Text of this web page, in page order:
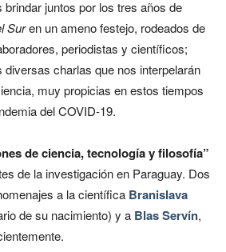
brindar juntos por los tres años de
Suren un ameno festejo, rodeados de
periodistas y científicos;
charlas que nos interpelarán
muy propicias en estos tiempos
del COVID-19.
de ciencia, tecnología y filosofía”
de la investigación en Paraguay. Dos
a la científica Branislava
de su nacimiento) y a Blas Servín,